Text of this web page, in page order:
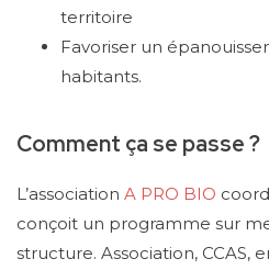
territoire
Favoriser un
habitants.
Comment ça se passe ?
L’association A PRO BIO
conçoit un programme sur
structure. Association, CCAS,